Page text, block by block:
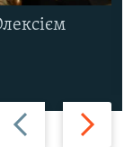
Вперед